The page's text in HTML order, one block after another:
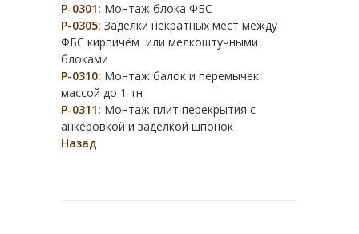
Р-0301: Монтаж блока ФБС
Р-0305: Заделки некратных мест между
ФБС кирпичём или мелкоштучными
блоками
Р-0310: Монтаж балок и перемычек
массой до 1 тн
Р-0311: Монтаж плит перекрытия с
анкеровкой и заделкой шпонок
Назад